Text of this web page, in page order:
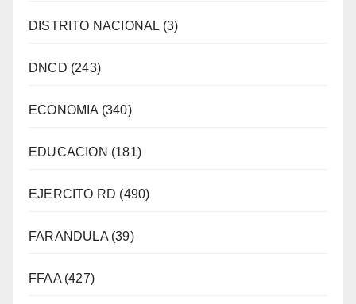
DISTRITO NACIONAL (3)
DNCD (243)
ECONOMIA (340)
EDUCACION (181)
EJERCITO RD (490)
FARANDULA(39)
FFAA(427)